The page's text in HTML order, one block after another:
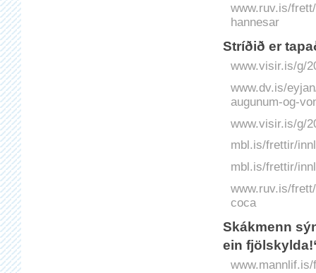
www.ruv.is/
hannesar
Stríðið er
www.visir.is/g/
www.dv.is/
augunum-og-
www.visir.is/g/
mbl.is/frettir/
mbl.is/frettir/
www.ruv.is/
coca
Skákmenn
ein